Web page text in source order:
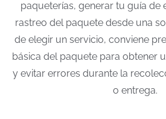
paqueterías, generar tu guía de
rastreo del paquete desde una
de elegir un servicio, conviene
básica del paquete para obtener
y evitar errores durante la
o entrega.